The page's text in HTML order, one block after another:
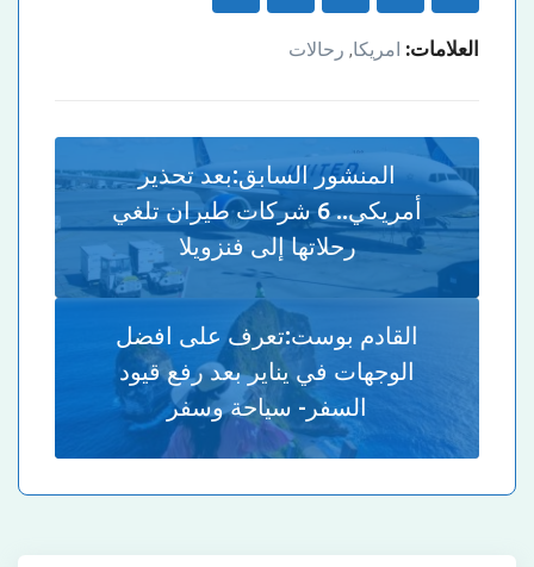
العلامات: امريكا, رحالات
المنشور السابق:بعد تحذير
أمريكي.. 6 شركات طيران تلغي
رحلاتها إلى فنزويلا
القادم بوست:تعرف على افضل
الوجهات في يناير بعد رفع قيود
السفر- سياحة وسفر